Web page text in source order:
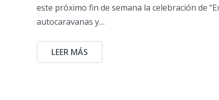
este próximo fin de semana la celebración de
autocaravanas y…
LEER MÁS